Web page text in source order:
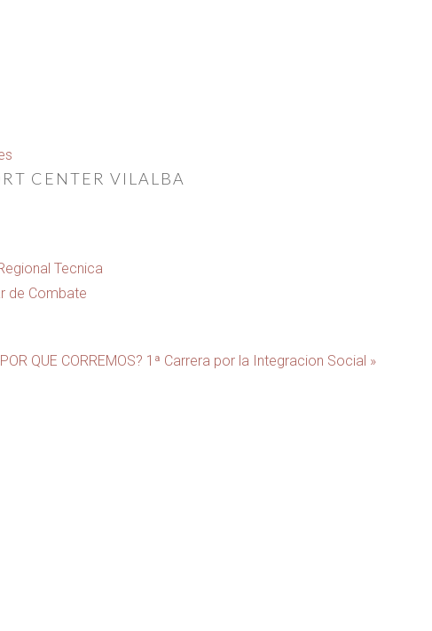
CENTER VILALBA
Tecnica
de Combate
QUE CORREMOS? 1ª Carrera por la Integracion Social »